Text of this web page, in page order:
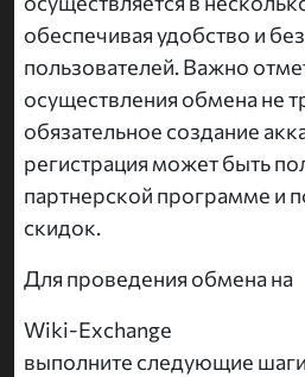
обеспечивая удобство и
пользователей. Важно
осуществления обмена не
обязательное создание
регистрация может быть
партнерской программе и
скидок.
Для проведения обмена на
Wiki-Exchange
выполните следующие